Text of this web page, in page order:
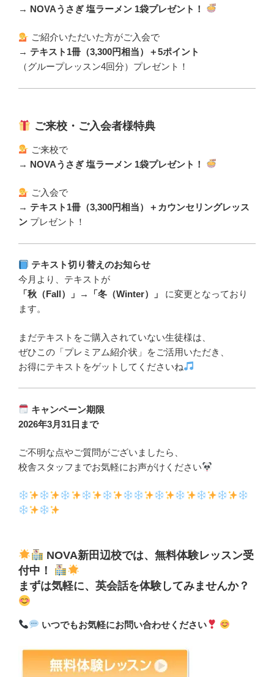
→ NOVAうさぎ 塩ラーメン 1袋プレゼント！
ご紹介いただいた方がご入会で
→ テキスト1冊（3,300円相当）＋5ポイント
（グループレッスン4回分）プレゼント！
ご来校・ご入会者様特典
ご来校で
→ NOVAうさぎ 塩ラーメン 1袋プレゼント！
ご入会で
→ テキスト1冊（3,300円相当）＋カウンセリングレッス
ン プレゼント！
テキスト切り替えのお知らせ
今月より、テキストが
「秋（Fall）」→「冬（Winter）」
に変更となっており
ます。
まだテキストをご購入されていない生徒様は、
ぜひこの「プレミアム紹介状」をご活用いただき、
お得にテキストをゲットしてくださいね
キャンペーン期限
2026年3月31日まで
ご不明な点やご質問がございましたら、
校舎スタッフまでお気軽にお声がけください
NOVA新田辺校では、無料体験レッスン受
付中！
まずは気軽に、英会話を体験してみませんか？
いつでもお気軽にお問い合わせください